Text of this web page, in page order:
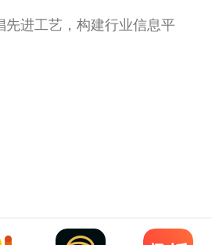
先进工艺，构建行业信息平